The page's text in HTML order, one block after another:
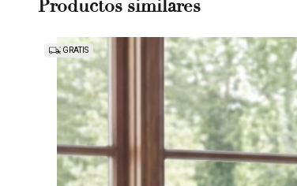
Productos similares
GRATIS